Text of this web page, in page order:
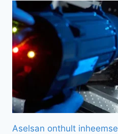
Aselsan onthult inheemse